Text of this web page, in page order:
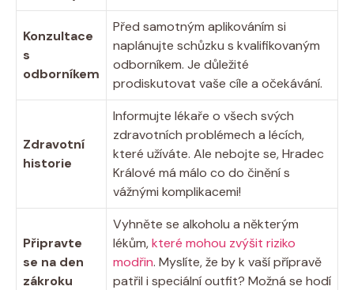
Konzultace
s
odborníkem
Před samotným aplikováním si
naplánujte schůzku s kvalifikovaným
odborníkem. Je důležité
prodiskutovat vaše cíle a očekávání.
Zdravotní
historie
Informujte lékaře o všech svých
zdravotních problémech a lécích,
které užíváte. Ale nebojte se, Hradec
Králové má málo co do činění s
vážnými komplikacemi!
Připravte
se na den
zákroku
Vyhněte se alkoholu a některým
lékům,které mohou zvýšit riziko
modřin. Myslíte, že by k vaší přípravě
patřil i speciální outfit? Možná se hodí